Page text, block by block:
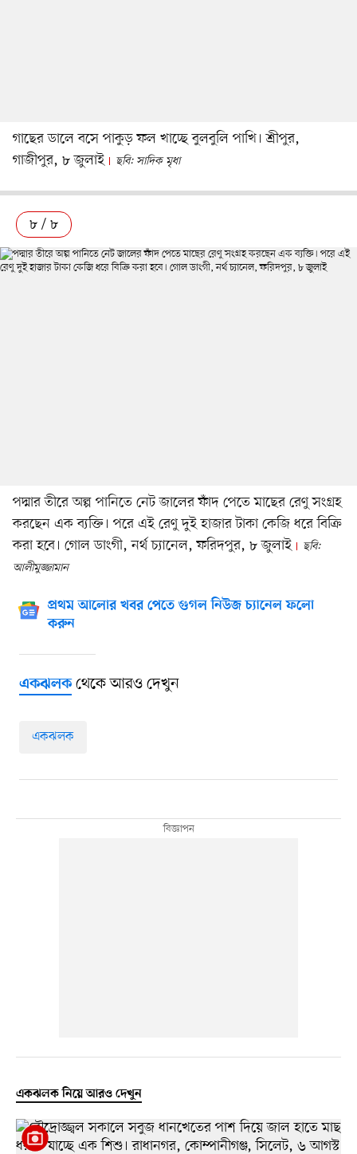
গাছের ডালে বসে পাকুড় ফল খাচ্ছে বুলবুলি পাখি। শ্রীপুর,
গাজীপুর, ৮ জুলাই
ছবি: সাদিক মৃধা
৮ / ৮
পদ্মার তীরে অল্প পানিতে নেট জালের ফাঁদ পেতে মাছের রেণু সংগ্রহ
করছেন এক ব্যক্তি। পরে এই রেণু দুই হাজার টাকা কেজি ধরে বিক্রি
করা হবে। গোল ডাংগী, নর্থ চ্যানেল, ফরিদপুর, ৮ জুলাই
ছবি:
আলীমুজ্জামান
প্রথম আলোর খবর পেতে গুগল নিউজ চ্যানেল ফলো
করুন
একঝলকথেকে আরও দেখুন
একঝলক
একঝলক নিয়ে আরও দেখুন